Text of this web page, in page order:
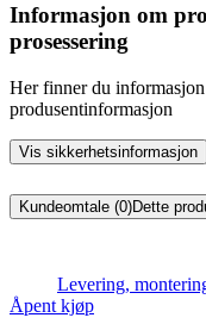
Informasjon om
prosessering
Her finner du
produsentinformasjon
Vis sikkerhetsinformasjon
Kundeomtale (0)Dette
Levering,
Åpent kjøp